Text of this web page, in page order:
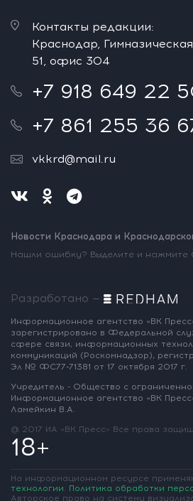
Контакты редакции:
Краснодар, Гимназическая
51, офис 304
+7 918 649 22
+7 861 255 36
vkkrd@mail.ru
Новости Краснодара и
Нашли ошибку? Выделите и нажмите
Разработано —
Информационное агентство «ВК
зарегистрировано в Федеральной
сфере связи, информационных
коммуникаций (Роскомнадзор),
Эл № ФС77-71381 от 17 октября 2017 г.
Учредитель - Общество с
Информационное агентство «ВК
Ламейкин В.А.
@ 2017 ИА «ВК Пресс» Все права
18+
На информационном ресурсе
технологии. Политика обработки
Авторское право на систему